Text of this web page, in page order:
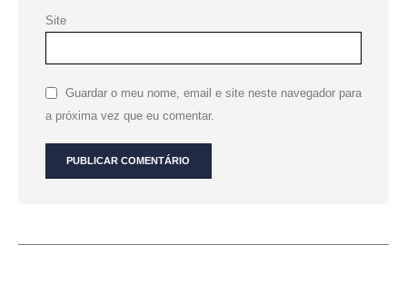
Site
Guardar o meu nome, email e site neste navegador para
a próxima vez que eu comentar.